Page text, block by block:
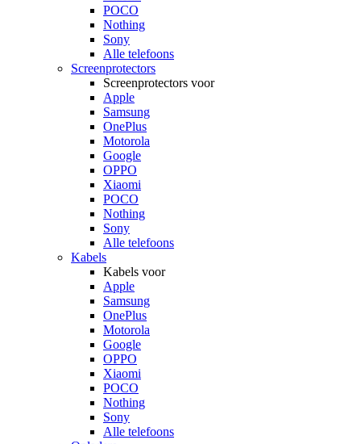
POCO
Nothing
Sony
Alle telefoons
Screenprotectors
Screenprotectors voor
Apple
Samsung
OnePlus
Motorola
Google
OPPO
Xiaomi
POCO
Nothing
Sony
Alle telefoons
Kabels
Kabels voor
Apple
Samsung
OnePlus
Motorola
Google
OPPO
Xiaomi
POCO
Nothing
Sony
Alle telefoons